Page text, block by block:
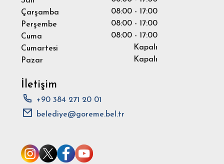
Çarşamba
08:00 - 17:00
Perşembe
08:00 - 17:00
Cuma
08:00 - 17:00
Cumartesi
Kapalı
Pazar
Kapalı
İletişim
+90 384 271 20 01
belediye@goreme.bel.tr